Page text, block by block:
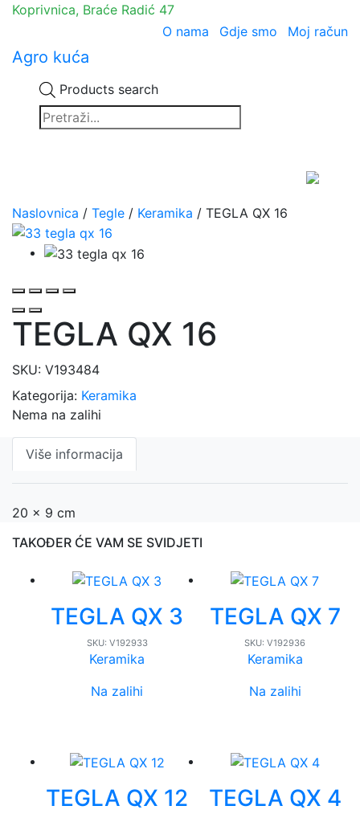
Koprivnica, Braće Radić 47
O nama
Gdje smo Moj račun
Agro kuća
Products search
Naslovnica / Tegle / Keramika / TEGLA QX 16
TEGLA QX 16
SKU: V193484
Kategorija: Keramika
Nema na zalihi
Više informacija
20 x 9 cm
TAKOĐER ĆE VAM SE SVIDJETI
TEGLA QX 3
SKU: V192933
Keramika
Na zalihi
TEGLA QX 7
SKU:V192936
Keramika
Na zalihi
TEGLA QX 12 TEGLA QX 4